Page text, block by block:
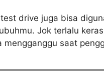
drive juga bisa
Jok terlalu
mengganggu saat